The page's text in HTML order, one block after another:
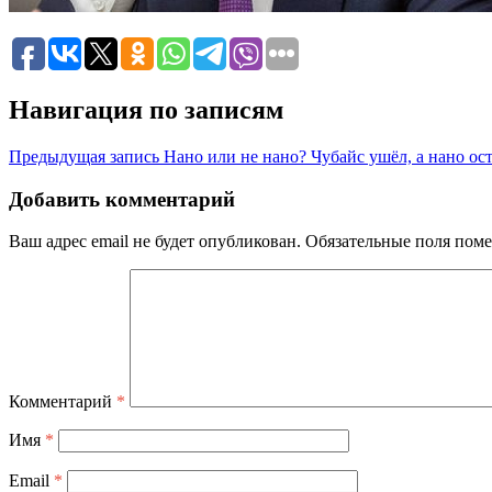
Навигация по записям
Предыдущая запись Нано или не нано? Чубайс ушёл, а нано
Добавить комментарий
Ваш адрес email не будет опубликован. Обязательные поля
Комментарий *
Имя *
Email *